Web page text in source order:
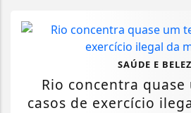
SAÚDE E
Rio concentra
casos de exercício